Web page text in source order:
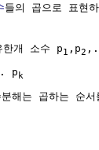
들의 곱으로
개 소수 p1 ,p2
p k
해는 곱하는 순서